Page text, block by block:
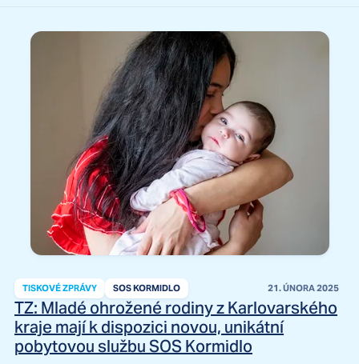
TISKOVÉ ZPRÁVY SOS KORMIDLO 21. ÚNORA 2025
TZ: Mladé ohrožené rodiny z Karlovarského
kraje mají k dispozici novou, unikátní
pobytovou službu SOS Kormidlo